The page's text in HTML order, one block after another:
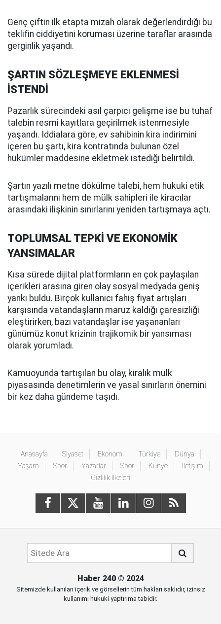
Genç çiftin ilk etapta mizah olarak değerlendirdiği bu
teklifin ciddiyetini koruması üzerine taraflar arasında
gerginlik yaşandı.
ŞARTIN SÖZLEŞMEYE EKLENMESİ
İSTENDİ
Pazarlık sürecindeki asıl çarpıcı gelişme ise bu tuhaf
talebin resmi kayıtlara geçirilmek istenmesiyle
yaşandı. İddialara göre, ev sahibinin kira indirimini
içeren bu şartı, kira kontratında bulunan özel
hükümler maddesine ekletmek istediği belirtildi.
Şartın yazılı metne dökülme talebi, hem hukuki etik
tartışmalarını hem de mülk sahipleri ile kiracılar
arasındaki ilişkinin sınırlarını yeniden tartışmaya açtı.
TOPLUMSAL TEPKİ VE EKONOMİK
YANSIMALAR
Kısa sürede dijital platformların en çok paylaşılan
içerikleri arasına giren olay sosyal medyada geniş
yankı buldu. Birçok kullanıcı fahiş fiyat artışları
karşısında vatandaşların maruz kaldığı çaresizliği
eleştirirken, bazı vatandaşlar ise yaşananları
günümüz konut krizinin trajikomik bir yansıması
olarak yorumladı.
Kamuoyunda tartışılan bu olay, kiralık mülk
piyasasında denetimlerin ve yasal sınırların önemini
bir kez daha gündeme taşıdı.
Anasayfa Siyaset Ekonomi Türkiye
Dünya
Yaşam
Spor Yazarlar Spor Künye
İletişim
Gizlilik İlkeleri
Haber 240© 2024
Sitemizde kullanılan içerik ve görsellerin tüm hakları saklıdır, izinsiz
kullanımı hukuki yaptırıma tabidir.